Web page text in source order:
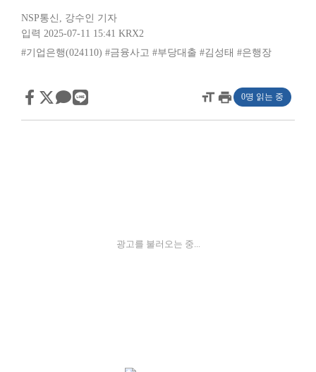
NSP통신 , 강수인 기자
입력 2025-07-11 15:41 KRX2
#기업은행(024110) #금융사고 #부당대출 #김성태 #은행장
format_sizeprint 0명 읽는 중
광고를 불러오는 중...